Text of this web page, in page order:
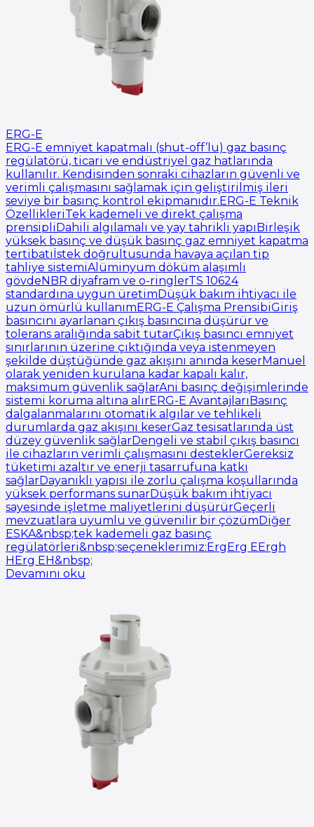
ERG-E
ERG-E emniyet kapatmalı (shut-off’lu) gaz basınç
regülatörü, ticari ve endüstriyel gaz hatlarında
kullanılır. Kendisinden sonraki cihazların güvenli ve
verimli çalışmasını sağlamak için geliştirilmiş ileri
seviye bir basınç kontrol ekipmanıdır.ERG-E Teknik
ÖzellikleriTek kademeli ve direkt çalışma
prensipliDahili algılamalı ve yay tahrikli yapıBirleşik
yüksek basınç ve düşük basınç gaz emniyet kapatma
tertibatıİstek doğrultusunda havaya açılan tip
tahliye sistemiAlüminyum döküm alaşımlı
gövdeNBR diyafram ve o-ringlerTS 10624
standardına uygun üretimDüşük bakım ihtiyacı ile
uzun ömürlü kullanımERG-E Çalışma PrensibiGiriş
basıncını ayarlanan çıkış basıncına düşürür ve
tolerans aralığında sabit tutarÇıkış basıncı emniyet
sınırlarının üzerine çıktığında veya istenmeyen
şekilde düştüğünde gaz akışını anında keserManuel
olarak yeniden kurulana kadar kapalı kalır,
maksimum güvenlik sağlarAni basınç değişimlerinde
sistemi koruma altına alırERG-E AvantajlarıBasınç
dalgalanmalarını otomatik algılar ve tehlikeli
durumlarda gaz akışını keserGaz tesisatlarında üst
düzey güvenlik sağlarDengeli ve stabil çıkış basıncı
ile cihazların verimli çalışmasını desteklerGereksiz
tüketimi azaltır ve enerji tasarrufuna katkı
sağlarDayanıklı yapısı ile zorlu çalışma koşullarında
yüksek performans sunarDüşük bakım ihtiyacı
sayesinde işletme maliyetlerini düşürürGeçerli
mevzuatlara uyumlu ve güvenilir bir çözümDiğer
ESKA&nbsp;tek kademeli gaz basınç
regülatörleri&nbsp;seçeneklerimiz:ErgErg EErgh
HErg EH&nbsp;
Devamını oku